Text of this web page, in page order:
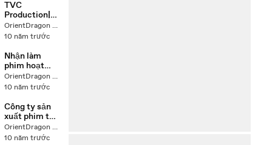
TVC
Production|Sả
n xuất phim
quảng
quảng cáo
OrientDragon Production
10 năm trước
Nhận làm
phim hoạt
hình 3D, phim
quảng cáo 3D,
cáo, quảng
cáo TVC 3D
OrientDragon Production
10 năm trước
Công ty sản
xuất phim tự
giới
thiệu|Làm
OrientDragon Production
10 năm trước